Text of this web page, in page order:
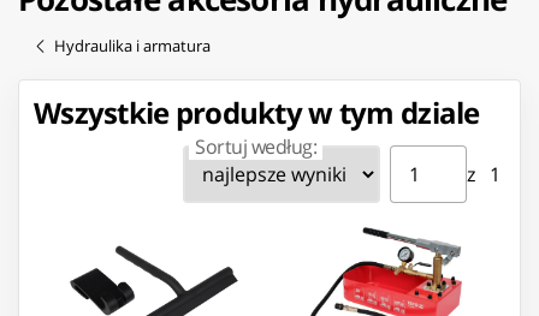
Hydraulika i armatura
Wszystkie produkty w tym dziale
Sortuj według: Strona ⁨1⁩ z ⁨1⁩
z ⁨1⁩
Przejdź do strony